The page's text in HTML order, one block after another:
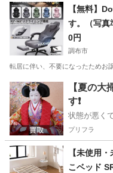
東京 多摩市 聖蹟桜ヶ丘駅
【無料】
す。（写真
0円
調布市
転居に伴い、不要になったためお
東京 調布市 椅子 ゲ
【夏の大
す❗️
状態が悪く
プリフラ
【未使用
こベッド